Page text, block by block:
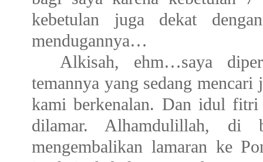
kebetulan juga dekat
mendugannya…
Alkisah, ehm…saya
temannya yang sedang
kami berkenalan. Dan idul
dilamar. Alhamdulillah, di
mengembalikan lamaran ke